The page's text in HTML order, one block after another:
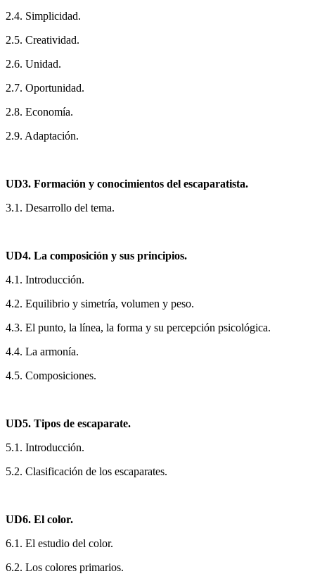
2.4. Simplicidad.
2.5. Creatividad.
2.6. Unidad.
2.7. Oportunidad.
2.8. Economía.
2.9. Adaptación.
UD3. Formación y conocimientos del escaparatista.
3.1. Desarrollo del tema.
UD4. La composición y sus principios.
4.1. Introducción.
4.2. Equilibrio y simetría, volumen y peso.
4.3. El punto, la línea, la forma y su percepción psicológica.
4.4. La armonía.
4.5. Composiciones.
UD5. Tipos de escaparate.
5.1. Introducción.
5.2. Clasificación de los escaparates.
UD6. El color.
6.1. El estudio del color.
6.2. Los colores primarios.